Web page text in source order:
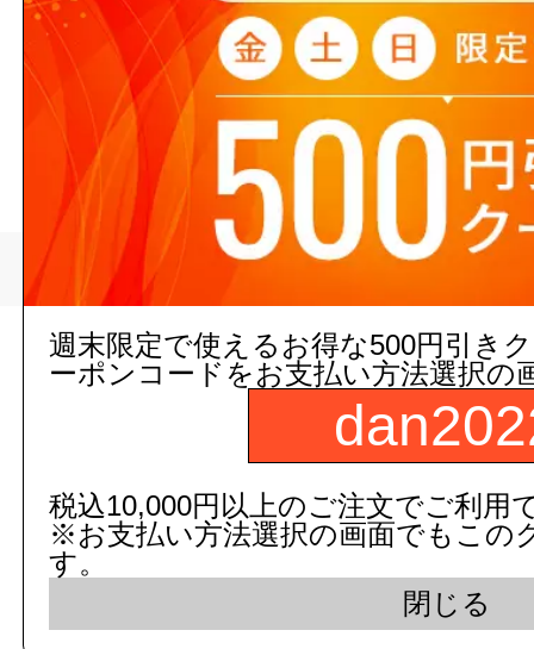
トータルメディカ
トップページ > トータルメディ
現在の店舗受注状
週末限定で使えるお得な500円引き
ーポンコードをお支払い方法選択の
税込10,000円以上のご注文でご利用
※お支払い方法選択の画面でもこの
す。
閉じる